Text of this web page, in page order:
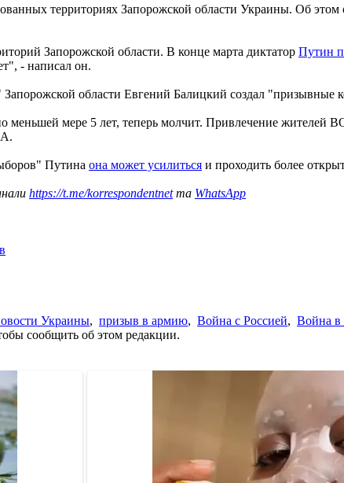
территориях Запорожской области Украины. Об
Запорожской области. В конце марта диктатор Путин
- написал он.
области Евгений Балицкий создал "призывные
мере 5 лет, теперь молчит. Привлечение жителей
Путина она может усилиться и проходить более
https://t.me/korrespondentnetта WhatsApp
Украины, призыв в армию, Война с Россией, Война в
сообщить об этом редакции.